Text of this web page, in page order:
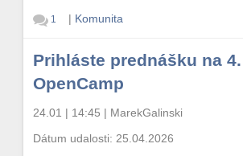
1 | Komunita
Prihláste prednášku na
OpenCamp
24.01 | 14:45 | MarekGalinski
Dátum udalosti: 25.04.2026